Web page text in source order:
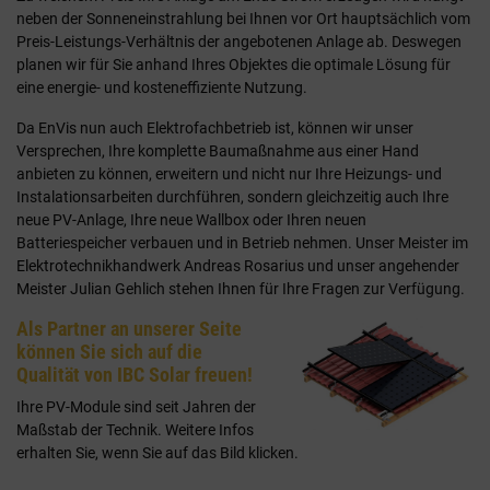
neben der Sonneneinstrahlung bei Ihnen vor Ort hauptsächlich vom
Preis-Leistungs-Verhältnis der angebotenen Anlage ab. Deswegen
planen wir für Sie anhand Ihres Objektes die optimale Lösung für
eine energie- und kosteneffiziente Nutzung.
Da EnVis nun auch Elektrofachbetrieb ist, können wir unser
Versprechen, Ihre komplette Baumaßnahme aus einer Hand
anbieten zu können, erweitern und nicht nur Ihre Heizungs- und
Instalationsarbeiten durchführen, sondern gleichzeitig auch Ihre
neue PV-Anlage, Ihre neue Wallbox oder Ihren neuen
Batteriespeicher verbauen und in Betrieb nehmen. Unser Meister im
Elektrotechnikhandwerk Andreas Rosarius und unser angehender
Meister Julian Gehlich stehen Ihnen für Ihre Fragen zur Verfügung.
Als Partner an unserer Seite
können Sie sich auf die
Qualität von IBC Solar freuen!
Ihre PV-Module sind seit Jahren der
Maßstab der Technik. Weitere Infos
erhalten Sie, wenn Sie auf das Bild klicken.